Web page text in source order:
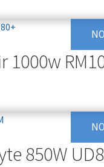
850W